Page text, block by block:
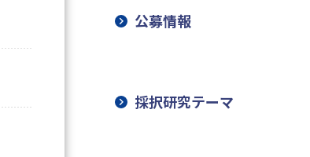
公募情報
採択研究テーマ